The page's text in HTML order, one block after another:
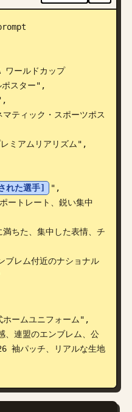
ポスター",
れた選手]
",
ホームユニフォーム",
袖パッチ、リアルな生地